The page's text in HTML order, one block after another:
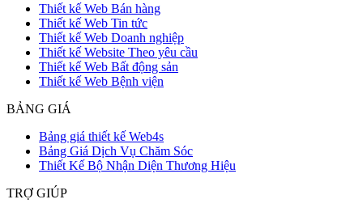
Thiết kế Web Bán hàng
Thiết kế Web Tin tức
Thiết kế Web Doanh nghiệp
Thiết kế Website Theo yêu cầu
Thiết kế Web Bất động sản
Thiết kế Web Bệnh viện
BẢNG GIÁ
Bảng giá thiết kế Web4s
Bảng Giá Dịch Vụ Chăm Sóc
Thiết Kế Bộ Nhận Diện Thương Hiệu
TRỢ GIÚP